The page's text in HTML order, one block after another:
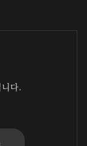
다.